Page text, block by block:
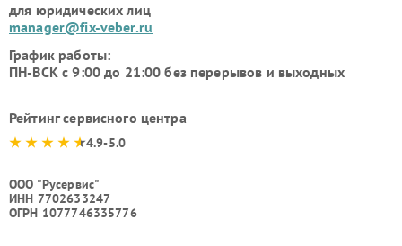
для юридических лиц
manager@fix-veber.ru
График работы:
ПН-ВСК с 9:00 до 21:00 без перерывов и выходных
Рейтинг сервисного центра
4.9-5.0
ООО "Русервис"
ИНН 7702633247
ОГРН 1077746335776